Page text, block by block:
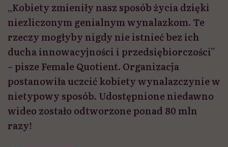
„Kobiety zmieniły nasz sposób życia dzięki
niezliczonym genialnym wynalazkom. Te
rzeczy mogłyby nigdy nie istnieć bez ich
ducha innowacyjności i przedsiębiorczości”
– pisze Female Quotient. Organizacja
postanowiła uczcić kobiety wynalazczynie w
nietypowy sposób. Udostępnione niedawno
wideo zostało odtworzone ponad 80 mln
razy!